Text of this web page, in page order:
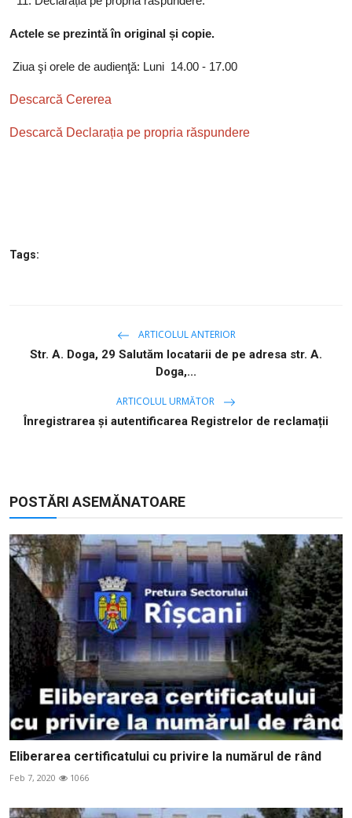
Actele se prezintă în original și copie.
Ziua şi orele de audienţă: Luni 14.00 - 17.00
Descarcă Cererea
Descarcă Declarația pe propria răspundere
Tags:
ARTICOLUL ANTERIOR
Str. A. Doga, 29 Salutăm locatarii de pe adresa str. A.
Doga,...
ARTICOLUL URMĂTOR
Înregistrarea și autentificarea Registrelor de reclamații
POSTĂRI ASEMĂNATOARE
Eliberarea certificatului cu privire la numărul de rând
Feb 7, 2020 1066